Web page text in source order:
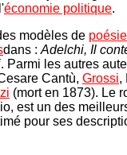
économie politique.
modèles de
dans : Adelchi, Il
. Parmi les autres
Cantù, Grossi,
(mort en 1873). Le
est un des
pour ses